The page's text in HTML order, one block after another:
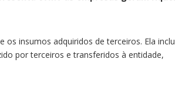
os insumos adquiridos de terceiros. Ela
por terceiros e transferidos à entidade,